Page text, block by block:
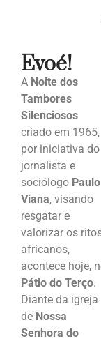
Evoé!
A Noite dos
Tambores
Silenciosos
criado em 1965,
por iniciativa do
jornalista e
sociólogo Paulo
Viana, visando
resgatar e
valorizar os
africanos,
acontece hoje,
Pátio do Terço.
Diante da igreja
de Nossa
Senhora do